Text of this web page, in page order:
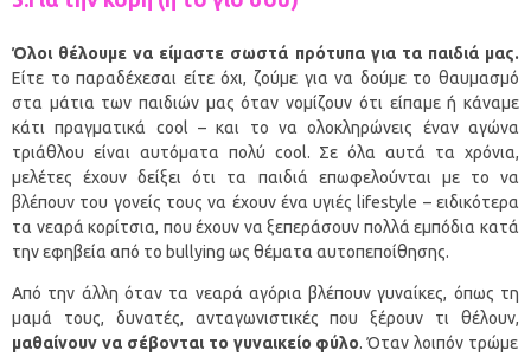
Όλοι θέλουμε να είμαστε σωστά πρότυπα για τα παιδιά μας.
Είτε το παραδέχεσαι είτε όχι, ζούμε για να δούμε το θαυμασμό
στα μάτια των παιδιών μας όταν νομίζουν ότι είπαμε ή κάναμε
κάτι πραγματικά cool – και το να ολοκληρώνεις έναν αγώνα
τριάθλου είναι αυτόματα πολύ cool. Σε όλα αυτά τα χρόνια,
μελέτες έχουν δείξει ότι τα παιδιά επωφελούνται με το να
βλέπουν του γονείς τους να έχουν ένα υγιές lifestyle – ειδικότερα
τα νεαρά κορίτσια, που έχουν να ξεπεράσουν πολλά εμπόδια κατά
την εφηβεία από το bullying ως θέματα αυτοπεποίθησης.
Από την άλλη όταν τα νεαρά αγόρια βλέπουν γυναίκες, όπως τη
μαμά τους, δυνατές, ανταγωνιστικές που ξέρουν τι θέλουν,
μαθαίνουν να σέβονται το γυναικείο φύλο. Όταν λοιπόν τρώμε